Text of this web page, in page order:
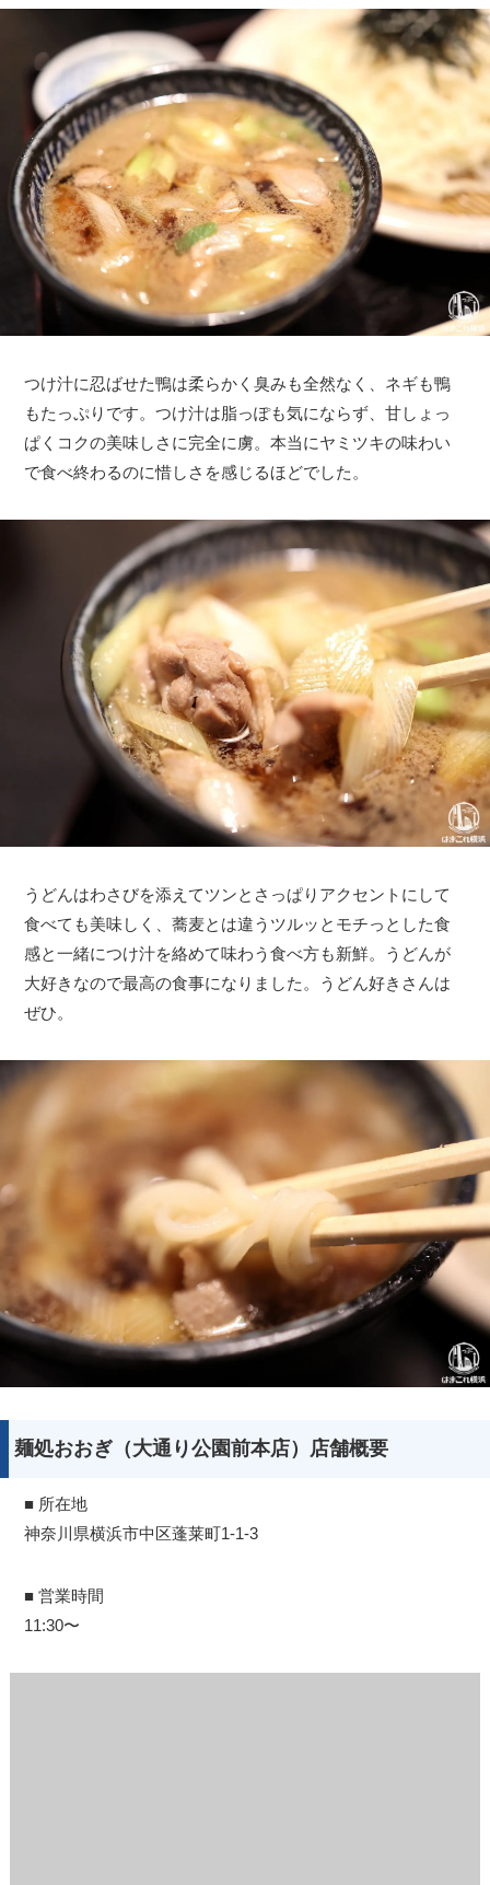
つけ汁に忍ばせた鴨は柔らかく臭みも全然なく、ネギも鴨
もたっぷりです。つけ汁は脂っぽも気にならず、甘しょっ
ぱくコクの美味しさに完全に虜。本当にヤミツキの味わい
で食べ終わるのに惜しさを感じるほどでした。
うどんはわさびを添えてツンとさっぱりアクセントにして
食べても美味しく、蕎麦とは違うツルッとモチっとした食
感と一緒につけ汁を絡めて味わう食べ方も新鮮。うどんが
大好きなので最高の食事になりました。うどん好きさんは
ぜひ。
麺処おおぎ（大通り公園前本店）店舗概要
■ 所在地
神奈川県横浜市中区蓬莱町1-1-3
■ 営業時間
11:30〜